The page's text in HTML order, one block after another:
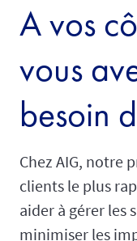
A vos
vous
besoin
Chez AIG, notre
clients le plus
aider à gérer les
minimiser les